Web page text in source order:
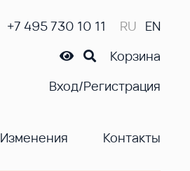
+7 495 730 10 11 RU EN
Корзина
Вход/Регистрация
Изменения Контакты